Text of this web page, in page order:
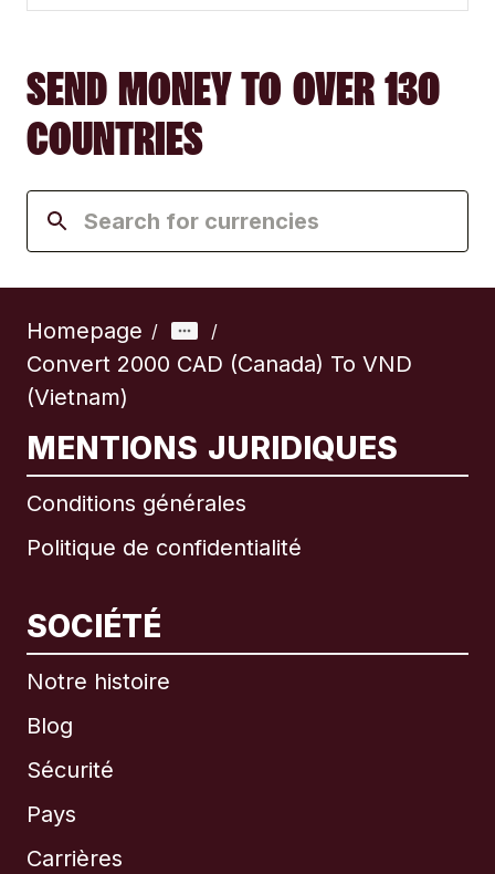
SEND MONEY TO OVER 130
COUNTRIES
Homepage / /
Convert 2000 CAD (Canada) To VND
(Vietnam)
MENTIONS JURIDIQUES
Conditions générales
Politique de confidentialité
SOCIÉTÉ
Notre histoire
Blog
Sécurité
Pays
Carrières